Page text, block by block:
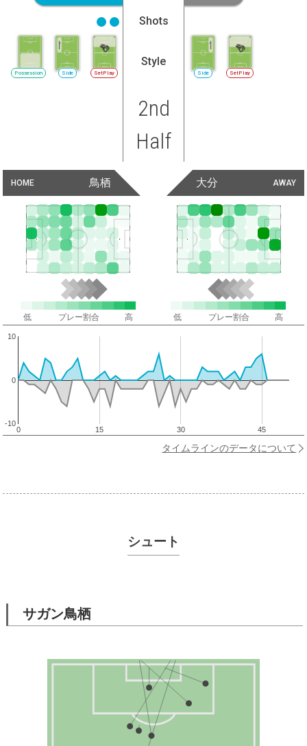
Shots
SetPlay
Side
Possession
Style
Side SetPlay
2nd
Half
HOME 鳥栖 AWAY
大分
低 プレー割合 高 低 プレー割合 高
0 15 30 45
-10
0
10
タイムラインのデータについて
シュート
サガン鳥栖